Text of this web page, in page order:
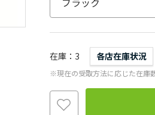
在庫 3 各店在庫状況
※現在の受取方法に応じた在庫